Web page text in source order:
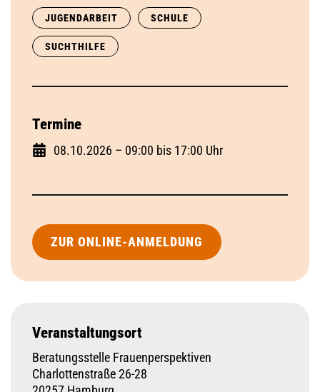
JUGENDARBEIT SCHULE
SUCHTHILFE
Termine
08.10.2026 – 09:00 bis 17:00 Uhr
ZUR ONLINE-ANMELDUNG
Veranstaltungsort
Beratungsstelle Frauenperspektiven
Charlottenstraße 26-28